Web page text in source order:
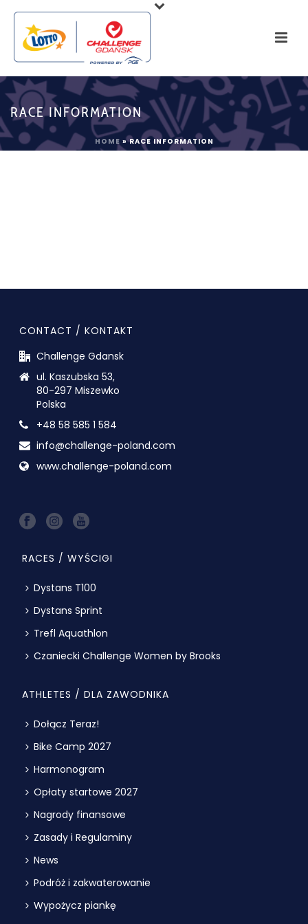
RACE INFORMATION
HOME »RACE INFORMATION
CONTACT / KONTAKT
Challenge Gdansk
ul. Kaszubska 53,
80-297 Miszewko
Polska
+48 58 585 1 584
info@challenge-poland.com
www.challenge-poland.com
RACES / WYŚCIGI
Dystans T100
Dystans Sprint
Trefl Aquathlon
Czaniecki Challenge Women by Brooks
ATHLETES / DLA ZAWODNIKA
Dołącz Teraz!
Bike Camp 2027
Harmonogram
Opłaty startowe 2027
Nagrody finansowe
Zasady i Regulaminy
News
Podróż i zakwaterowanie
Wypożycz piankę